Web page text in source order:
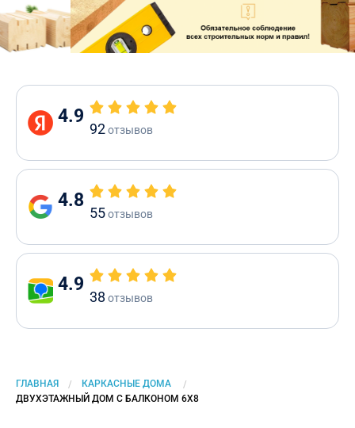
4.9
92отзывов
4.8
55отзывов
4.9
38 отзывов
ГЛАВНАЯ
КАРКАСНЫЕ ДОМА
CURRENT:
ДВУХЭТАЖНЫЙ ДОМ С БАЛКОНОМ 6Х8